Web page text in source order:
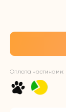
Оплата частинами: